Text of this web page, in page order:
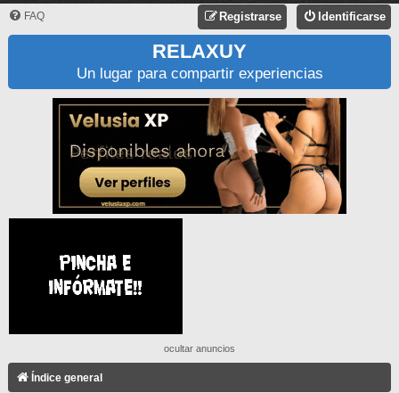
FAQ Identificarse
Registrarse
RELAXUY
Un lugar para compartir experiencias
ocultar anuncios
Índice general